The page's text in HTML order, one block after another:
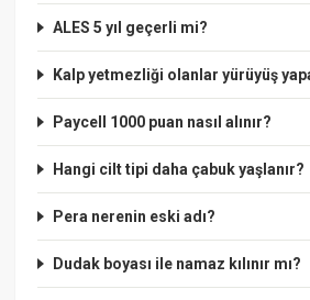
ALES 5 yıl geçerli mi?
Kalp yetmezliği olanlar yürüyüş
Paycell 1000 puan nasıl alınır?
Hangi cilt tipi daha çabuk yaşlanır?
Pera nerenin eski adı?
Dudak boyası ile namaz kılınır mı?